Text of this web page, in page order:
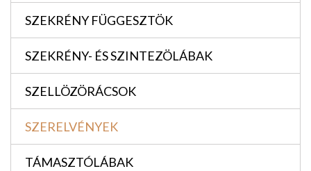
SZEKRÉNY FÜGGESZTÖK
SZEKRÉNY- ÉS SZINTEZÖLÁBAK
SZELLÖZÖRÁCSOK
SZERELVÉNYEK
TÁMASZTÓLÁBAK